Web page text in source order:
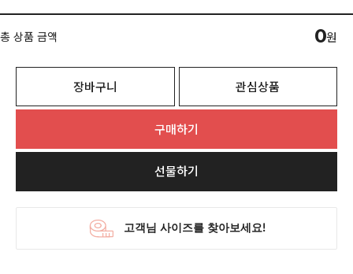
총 상품 금액 0원
장바구니 관심상품
구매하기
선물하기